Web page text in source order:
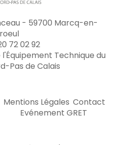
- 59700 Marcq-en-
72 02 92
Technique du
Pas de Calais
Mentions Légales Contact
Evénement GRET